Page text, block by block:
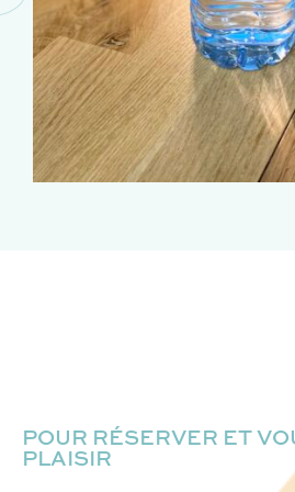
POUR RÉSERVER ET
PLAISIR